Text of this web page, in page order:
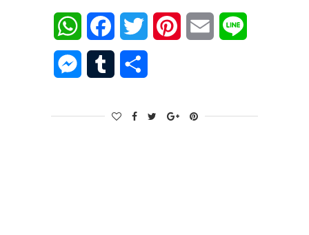
WhatsAppFacebookTwitter PinterestEmail
Messenger
Tumblr